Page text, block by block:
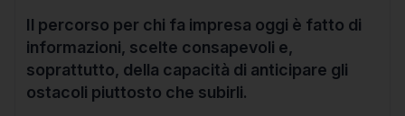
Il percorso per chi fa impresa oggi è fatto di
informazioni, scelte consapevoli e,
soprattutto, della capacità di anticipare gli
ostacoli piuttosto che subirli.